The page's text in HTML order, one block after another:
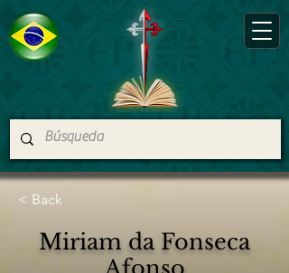
< Back
Miriam da Fonseca